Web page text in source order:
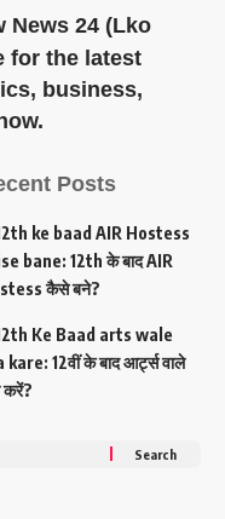
News 24 (Lko
for the latest
business,
Posts
ke baad AIR Hostess
bane: 12th के बाद AIR
कैसे बने?
Ke Baad arts wale
kare: 12वीं के बाद आर्ट्स वाले
करें?